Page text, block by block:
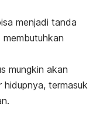
menjadi tanda
mungkin akan
hidupnya, termasuk